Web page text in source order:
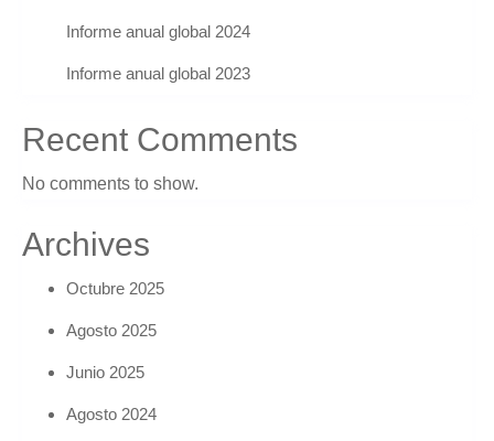
Informe anual global 2024
Informe anual global 2023
Recent Comments
No comments to show.
Archives
Octubre 2025
Agosto 2025
Junio 2025
Agosto 2024